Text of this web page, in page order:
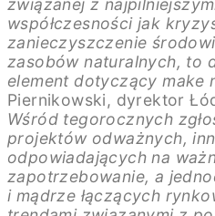
związanej z
współczesności jak
zanieczyszczenie
zasobów naturalnych, to
element dotyczący make
Piernikowski, dyrektor
Wśród tegorocznych
projektów odważnych,
odpowiadających na
zapotrzebowanie, a
i mądrze łączących